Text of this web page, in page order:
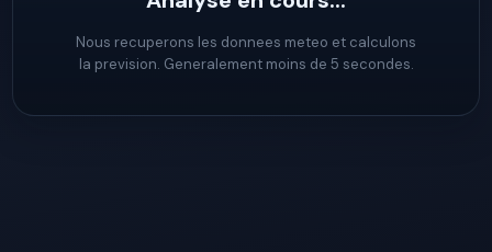
Nous recuperons les donnees meteo et calculons
la prevision. Generalement moins de 5 secondes.